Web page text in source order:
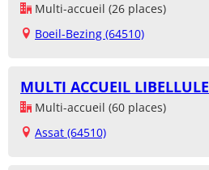
Multi-accueil (26 places)
Boeil-Bezing (64510)
MULTI ACCUEIL LIBELLULE
Multi-accueil (60 places)
Assat (64510)